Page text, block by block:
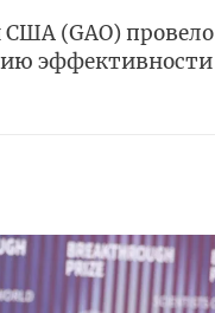
США (GAO) провело
эффективности